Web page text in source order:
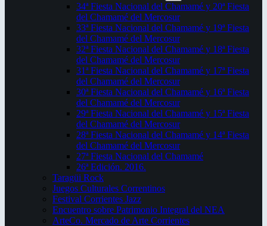
34ª Fiesta Nacional del Chamamé y 20ª Fiesta
del Chamamé del Mercosur
33ª Fiesta Nacional del Chamamé y 19ª Fiesta
del Chamamé del Mercosur
32ª Fiesta Nacional del Chamamé y 18ª Fiesta
del Chamamé del Mercosur
31ª Fiesta Nacional del Chamamé y 17ª Fiesta
del Chamamé del Mercosur
30ª Fiesta Nacional del Chamamé y 16ª Fiesta
del Chamamé del Mercosur
29ª Fiesta Nacional del Chamamé y 15ª Fiesta
del Chamamé del Mercosur
28ª Fiesta Nacional del Chamamé y 14ª Fiesta
del Chamamé del Mercosur
27ª Fiesta Nacional del Chamamé
26ª Edición. 2016.
Taragüi Rock
Juegos Culturales Correntinos
Festival Corrientes Jazz
Encuentro sobre Patrimonio Integral del NEA
ArteCo. Mercado de Arte Corrientes